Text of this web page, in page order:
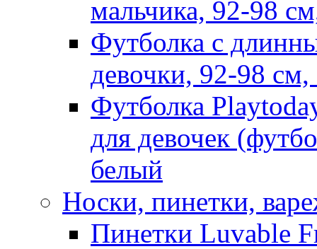
мальчика, 92-98
Футболка с
девочки, 92-98
Футболка
для девочек
белый
Носки, пинетки,
Пинетки Luvable